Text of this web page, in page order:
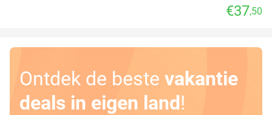
€37,50
Ontdek de beste vakantie
deals in eigen land!